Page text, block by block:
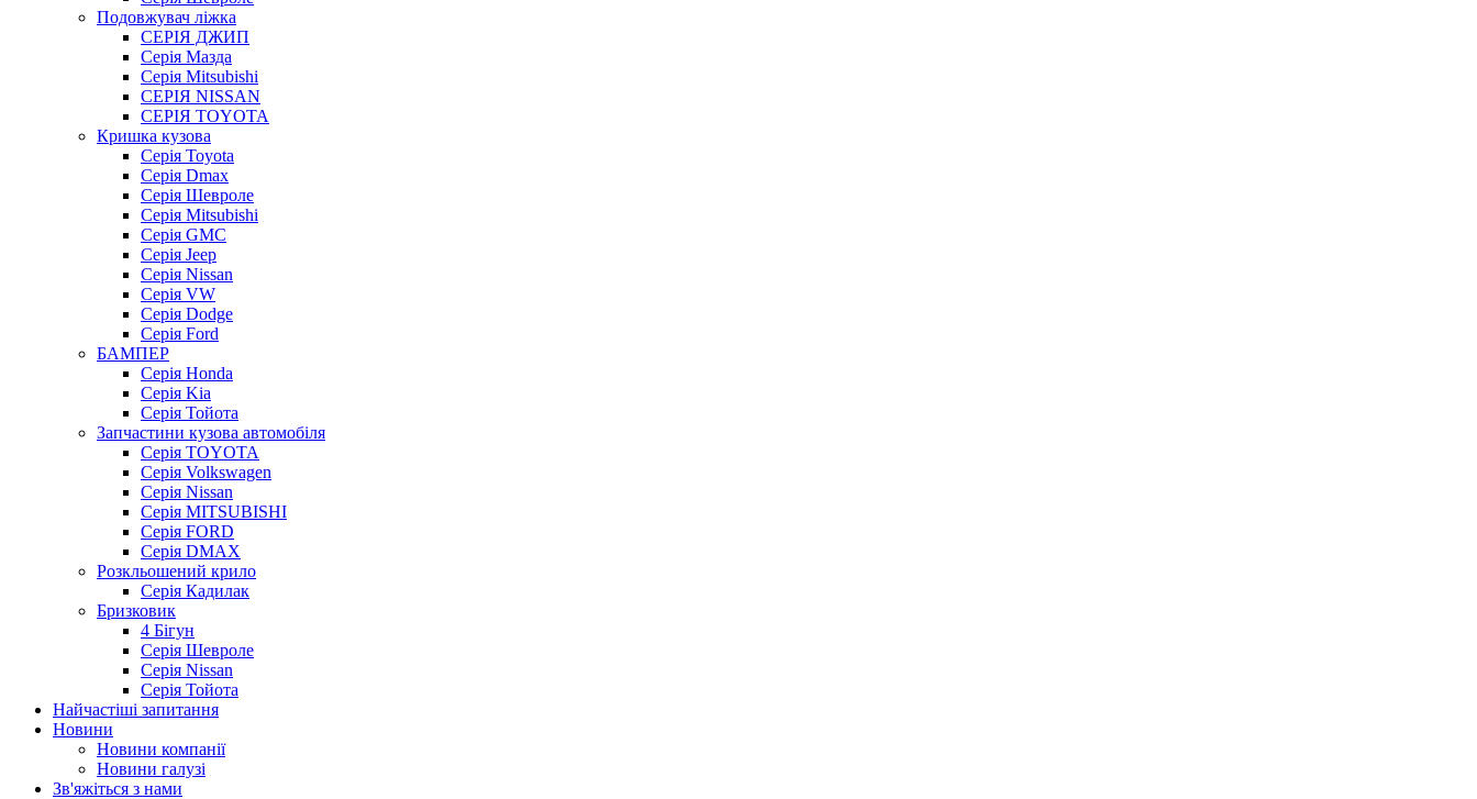
Подовжувач ліжка
СЕРІЯ ДЖИП
Серія Мазда
Серія Mitsubishi
СЕРІЯ NISSAN
СЕРІЯ TOYOTA
Кришка кузова
Серія Toyota
Серія Dmax
Серія Шевроле
Серія Mitsubishi
Серія GMC
Серія Jeep
Серія Nissan
Серія VW
Серія Dodge
Серія Ford
БАМПЕР
Серія Honda
Серія Kia
Серія Тойота
Запчастини кузова автомобіля
Серія TOYOTA
Серія Volkswagen
Серія Nissan
Серія MITSUBISHI
Серія FORD
Серія DMAX
Розкльошений крило
Серія Кадилак
Бризковик
4 Бігун
Серія Шевроле
Серія Nissan
Серія Тойота
Найчастіші запитання
Новини
Новини компанії
Новини галузі
Зв'яжіться з нами